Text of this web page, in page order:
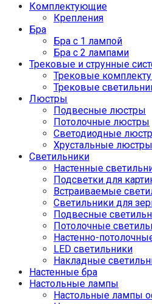
Комплектующие
Крепления
Бра
Бра с 1 лампой
Бра с 2 лампами
Трековые и струнные
Трековые
Трековые
Люстры
Подвесные люстры
Потолочные люстры
Светодиодные
Хрустальные люстры
Светильники
Настенные
Подсветки для
Встраиваемые
Светильники для
Подвесные
Потолочные
Настенно-
LED светильники
Накладные
Настенные бра
Настольные лампы
Настольные лампы